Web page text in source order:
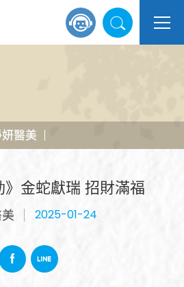
醫美
》金蛇獻瑞 招財滿福
2025-01-24